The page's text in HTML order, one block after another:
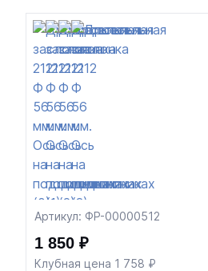
Артикул: ФР-00000512
1 850 ₽
Клубная цена 1 758 ₽